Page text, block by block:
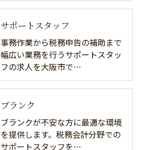
サポートスタッフ
事務作業から税務申告の補助まで
幅広い業務を行うサポートスタッ
フの求人を大阪市で…
ブランク
ブランクが不安な方に最適な環境
を提供します。税務会計分野での
サポートスタッフを…